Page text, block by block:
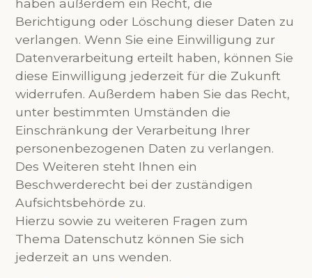
haben außerdem ein Recht, die
Berichtigung oder Löschung dieser Daten zu
verlangen. Wenn Sie eine Einwilligung zur
Datenverarbeitung erteilt haben, können Sie
diese Einwilligung jederzeit für die Zukunft
widerrufen. Außerdem haben Sie das Recht,
unter bestimmten Umständen die
Einschränkung der Verarbeitung Ihrer
personenbezogenen Daten zu verlangen.
Des Weiteren steht Ihnen ein
Beschwerderecht bei der zuständigen
Aufsichtsbehörde zu.
Hierzu sowie zu weiteren Fragen zum
Thema Datenschutz können Sie sich
jederzeit an uns wenden.